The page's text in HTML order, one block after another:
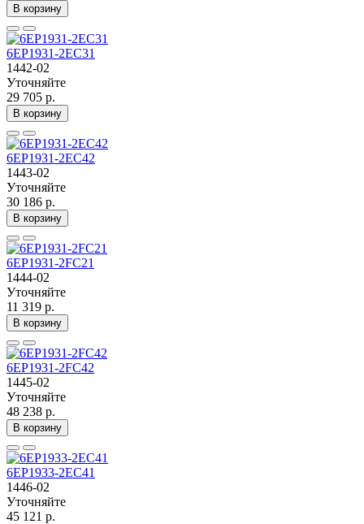
В корзину
6EP1931-2EC31
1442-02
Уточняйте
29 705 р.
В корзину
6EP1931-2EC42
1443-02
Уточняйте
30 186 р.
В корзину
6EP1931-2FC21
1444-02
Уточняйте
11 319 р.
В корзину
6EP1931-2FC42
1445-02
Уточняйте
48 238 р.
В корзину
6EP1933-2EC41
1446-02
Уточняйте
45 121 р.